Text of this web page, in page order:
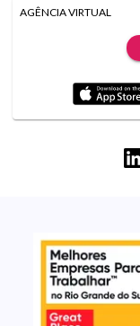
AGÊNCIA VIRTUAL